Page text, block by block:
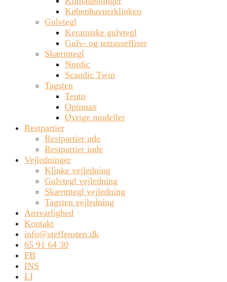
Københavnerklinken
Gulvtegl
Keramiske gulvtegl
Gulv- og terrassefliser
Skærmtegl
Nordic
Scandic Twin
Tagsten
Teuto
Optimax
Øvrige modeller
Restpartier
Restpartier ude
Restpartier inde
Vejledninger
Klinke vejledning
Gulvtegl vejledning
Skærmtegl vejledning
Tagsten vejledning
Ansvarlighed
Kontakt
info@steffensten.dk
65 91 64 30
FB
INS
LI